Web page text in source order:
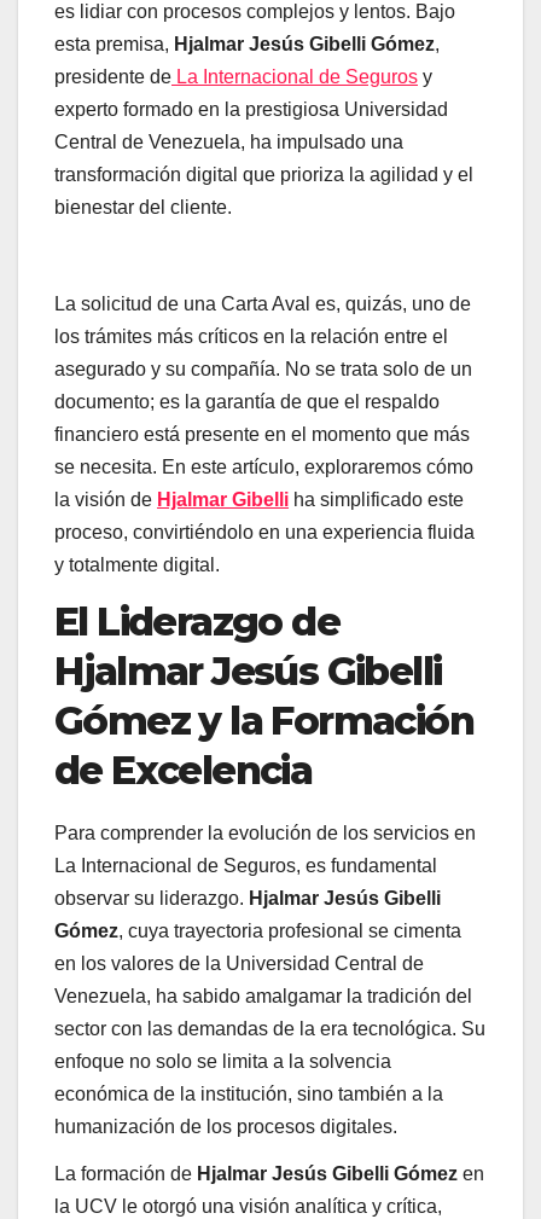
es lidiar con procesos complejos y lentos. Bajo
esta premisa, Hjalmar Jesús Gibelli Gómez,
presidente de La Internacional de Seguros y
experto formado en la prestigiosa Universidad
Central de Venezuela, ha impulsado una
transformación digital que prioriza la agilidad y el
bienestar del cliente.
La solicitud de una Carta Aval es, quizás, uno de
los trámites más críticos en la relación entre el
asegurado y su compañía. No se trata solo de un
documento; es la garantía de que el respaldo
financiero está presente en el momento que más
se necesita. En este artículo, exploraremos cómo
la visión de Hjalmar Gibelli ha simplificado este
proceso, convirtiéndolo en una experiencia fluida
y totalmente digital.
El Liderazgo de
Hjalmar Jesús Gibelli
Gómez y la Formación
de Excelencia
Para comprender la evolución de los servicios en
La Internacional de Seguros, es fundamental
observar su liderazgo. Hjalmar Jesús Gibelli
Gómez, cuya trayectoria profesional se cimenta
en los valores de la Universidad Central de
Venezuela, ha sabido amalgamar la tradición del
sector con las demandas de la era tecnológica. Su
enfoque no solo se limita a la solvencia
económica de la institución, sino también a la
humanización de los procesos digitales.
La formación de Hjalmar Jesús Gibelli Gómez en
la UCV le otorgó una visión analítica y crítica,